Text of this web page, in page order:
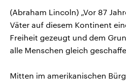
(Abraham Lincoln) „Vor 87
Väter auf diesem Kontinent
Freiheit gezeugt und dem
alle Menschen gleich
Mitten im amerikanischen